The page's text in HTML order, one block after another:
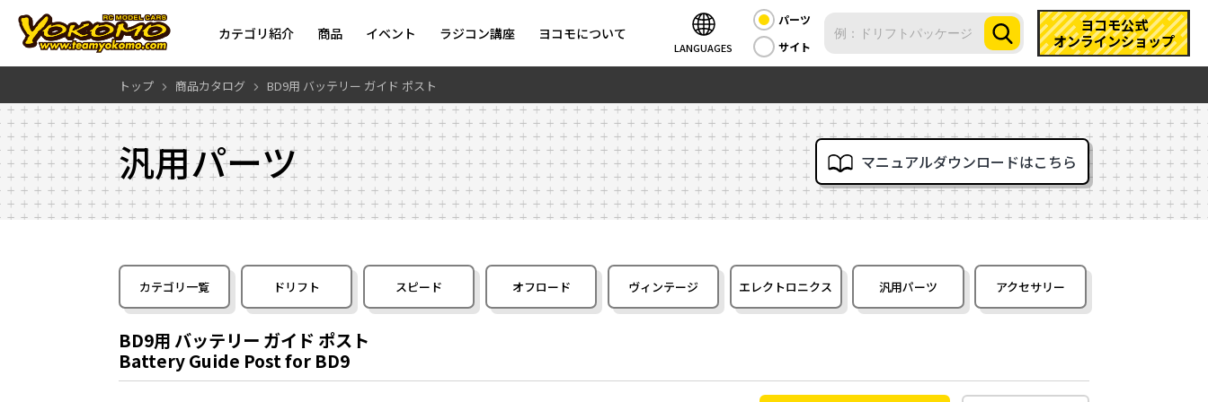
カテゴリ紹介 商品 イベント ラジコン講座 ヨコモについて
LANGUAGES
パーツ
サイト
ヨコモ公式
オンラインショップ
トップ 商品カタログ BD9用 バッテリー ガイド ポスト
汎用パーツ マニュアルダウンロードはこちら
カテゴリ一覧 ドリフト スピード オフロード ヴィンテージ エレクトロニクス 汎用パーツ アクセサリー
BD9用 バッテリー ガイド ポスト
Battery Guide Post for BD9